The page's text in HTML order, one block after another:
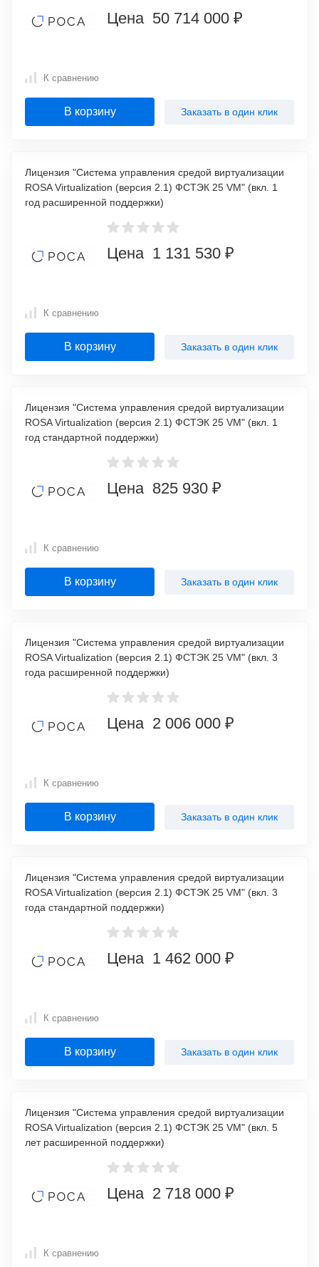
Цена 50 714 000 ₽
К сравнению
В корзину Заказать в один клик
Лицензия "Система управления средой виртуализации
ROSA Virtualization (версия 2.1) ФСТЭК 25 VM" (вкл. 1
год расширенной поддержки)
Цена 1 131 530 ₽
К сравнению
В корзину Заказать в один клик
Лицензия "Система управления средой виртуализации
ROSA Virtualization (версия 2.1) ФСТЭК 25 VM" (вкл. 1
год стандартной поддержки)
Цена 825 930 ₽
К сравнению
В корзину Заказать в один клик
Лицензия "Система управления средой виртуализации
ROSA Virtualization (версия 2.1) ФСТЭК 25 VM" (вкл. 3
года расширенной поддержки)
Цена 2 006 000 ₽
К сравнению
В корзину Заказать в один клик
Лицензия "Система управления средой виртуализации
ROSA Virtualization (версия 2.1) ФСТЭК 25 VM" (вкл. 3
года стандартной поддержки)
Цена 1 462 000 ₽
К сравнению
В корзину Заказать в один клик
Лицензия "Система управления средой виртуализации
ROSA Virtualization (версия 2.1) ФСТЭК 25 VM" (вкл. 5
лет расширенной поддержки)
Цена 2 718 000 ₽
К сравнению